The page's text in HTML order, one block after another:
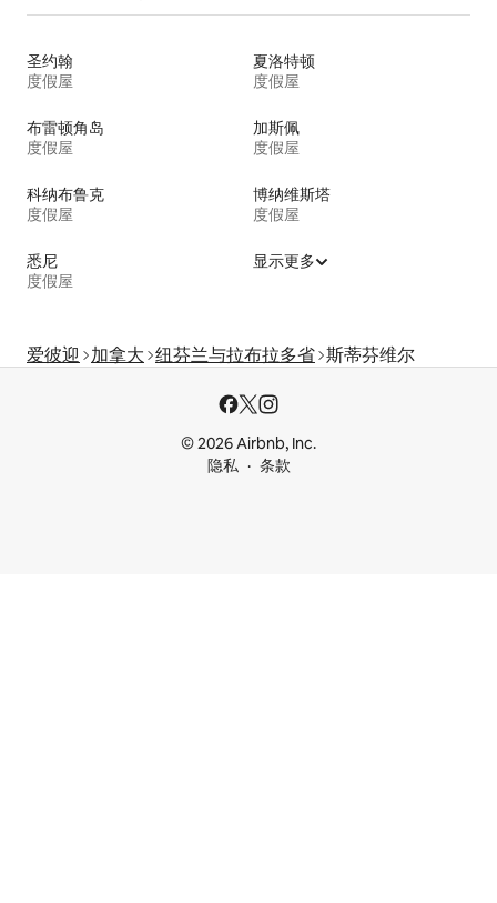
圣约翰
度假屋
夏洛特顿
度假屋
布雷顿角岛
度假屋
加斯佩
度假屋
科纳布鲁克
度假屋
博纳维斯塔
度假屋
悉尼
度假屋
显示更多
爱彼迎 加拿大 纽芬兰与拉布拉多省 斯蒂芬维尔
© 2026 Airbnb, Inc.
隐私
条款